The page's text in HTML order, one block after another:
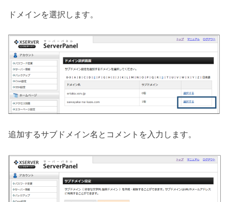
ドメインを選択します。
追加するサブドメイン名とコメントを入力します。